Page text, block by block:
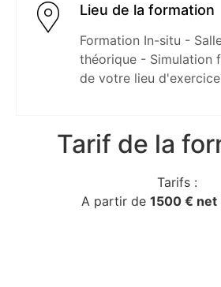
Lieu de la formation
Formation In-situ -
théorique - Simulation
de votre lieu d'exercice
Tarif de la
Tarifs :
A partir de 1500 € net